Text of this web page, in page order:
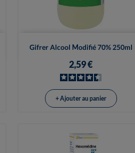
Gifrer Alcool Modifié 70% 250ml
2,59 €
Vue rapide
+ Ajouter au panier